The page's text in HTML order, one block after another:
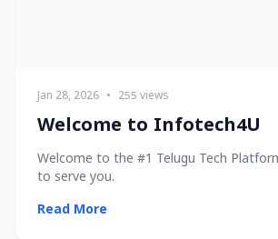
Jan 28, 2026 • 255 views
Welcome to Infotech4U
Welcome to the #1 Telugu Tech
to serve you.
Read More